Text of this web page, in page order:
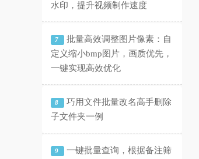
水印，提升视频制作速度
7
批量高效调整图片像素：自
定义缩小bmp图片，画质优先，
一键实现高效优化
8
巧用文件批量改名高手删除
子文件夹一例
9
一键批量查询，根据备注筛